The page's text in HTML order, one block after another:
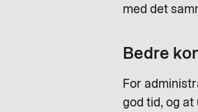
med det
Bedre
For
god tid, og